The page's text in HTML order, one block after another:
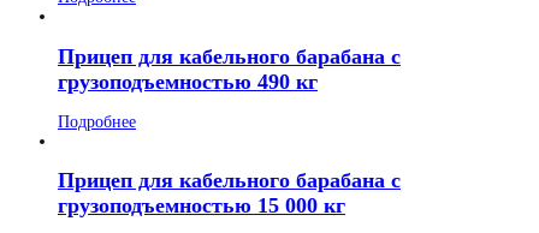
Прицеп для кабельного барабана с
грузоподъемностью 490 кг
Подробнее
Прицеп для кабельного барабана с
грузоподъемностью 15 000 кг